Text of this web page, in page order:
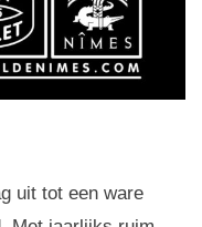
uit tot een ware